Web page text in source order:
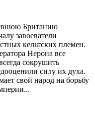
Британию
завоеватели
кельтских племен.
Нерона все
сокрушить
силу их духа.
свой народ на борьбу